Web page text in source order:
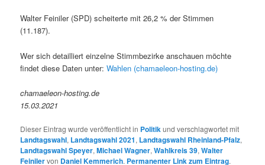
Walter Feiniler (SPD) scheiterte mit 26,2 % der Stimmen
(11.187).
Wer sich detailliert einzelne Stimmbezirke anschauen möchte
findet diese Daten unter:Wahlen (chamaeleon-hosting.de)
chamaeleon-hosting.de
15.03.2021
Dieser Eintrag wurde veröffentlicht in Politikund verschlagwortet mit
Landtagswahl, Landtagswahl 2021, Landtagswahl Rheinland-Pfalz,
Landtagswahl Speyer,Michael Wagner,Wahlkreis 39,Walter
Feinilervon Daniel Kemmerich. Permanenter Link zum Eintrag.